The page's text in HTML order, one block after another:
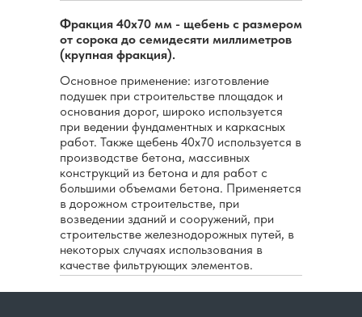
Фракция 40х70 мм - щебень с размером
от сорока до семидесяти миллиметров
(крупная фракция).
Основное применение: изготовление
подушек при строительстве площадок и
основания дорог, широко используется
при ведении фундаментных и каркасных
работ. Также щебень 40х70 используется в
производстве бетона, массивных
конструкций из бетона и для работ с
большими объемами бетона. Применяется
в дорожном строительстве, при
возведении зданий и сооружений, при
строительстве железнодорожных путей, в
некоторых случаях использования в
качестве фильтрующих элементов.